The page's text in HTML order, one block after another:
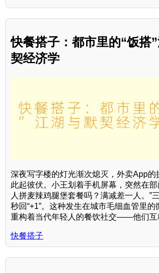
快餐搭子：都市里的“饭搭
契经济学
深夜写字楼的灯光渐次熄灭，外卖App的
此起彼伏。小王划着手机屏幕，突然在部
人拼麦辣鸡腿堡套餐吗？满减差一人。”
秒回“+1”。这种发生在城市毛细血管里的
重构着当代年轻人的餐饮社交——他们互
快餐搭子